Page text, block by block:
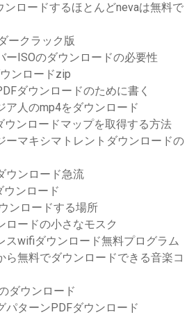
ンロードするほとんどnevaは無料で
ークラック版
ーISOのダウンロードの必要性
ンロードzip
ダウンロードのために書く
ア人のmp4をダウンロード
ウンロードマップを取得する方法
ーマキシマトレントダウンロードの
ウンロード急流
ウンロード
ンロードする場所
ロードの小さなモスク
スwifiダウンロード無料プログラム
ら無料でダウンロードできる音楽コ
ダウンロード
パターンPDFダウンロード